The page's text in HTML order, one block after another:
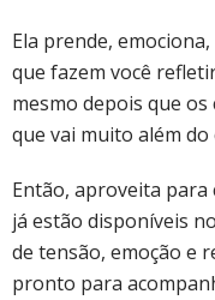
Ela prende,
que fazem você
mesmo depois que
que vai muito além
Então, aproveita para
já estão disponíveis no
de tensão, emoção e
pronto para